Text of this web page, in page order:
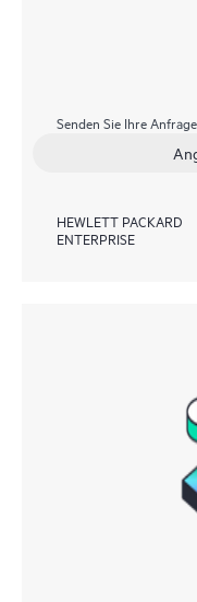
Senden Sie Ihre
HEWLETT PACKARD
ENTERPRISE